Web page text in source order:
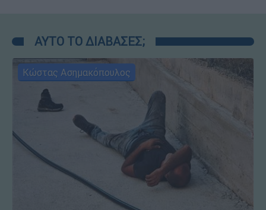
ΑΥΤΟ ΤΟ ΔΙΑΒΑΣΕΣ;
Κώστας Ασημακόπουλος